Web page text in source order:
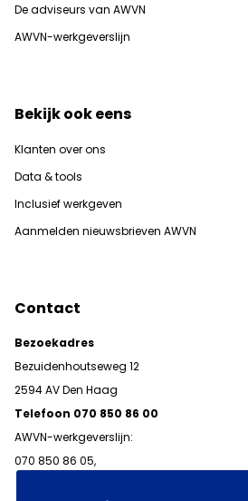
De adviseurs van AWVN
AWVN-werkgeverslijn
Bekijk ook eens
Klanten over ons
Data & tools
Inclusief werkgeven
Aanmelden nieuwsbrieven AWVN
Contact
Bezoekadres
Bezuidenhoutseweg 12
2594 AV Den Haag
Telefoon 070 850 86 00
AWVN-werkgeverslijn:
070 850 86 05,